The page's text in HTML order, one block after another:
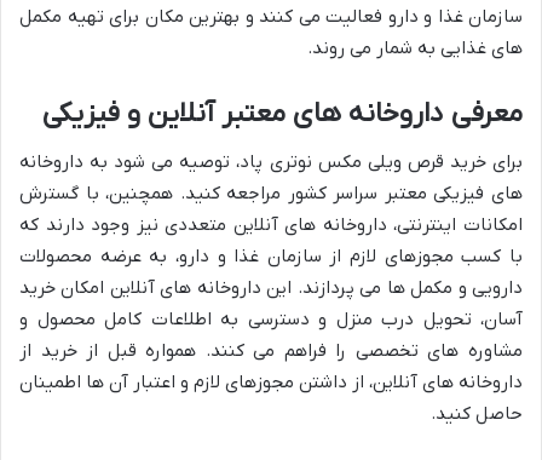
سازمان غذا و دارو فعالیت می کنند و بهترین مکان برای تهیه مکمل
های غذایی به شمار می روند.
معرفی داروخانه های معتبر آنلاین و فیزیکی
برای خرید قرص ویلی مکس نوتری پاد، توصیه می شود به داروخانه
های فیزیکی معتبر سراسر کشور مراجعه کنید. همچنین، با گسترش
امکانات اینترنتی، داروخانه های آنلاین متعددی نیز وجود دارند که
با کسب مجوزهای لازم از سازمان غذا و دارو، به عرضه محصولات
دارویی و مکمل ها می پردازند. این داروخانه های آنلاین امکان خرید
آسان، تحویل درب منزل و دسترسی به اطلاعات کامل محصول و
مشاوره های تخصصی را فراهم می کنند. همواره قبل از خرید از
داروخانه های آنلاین، از داشتن مجوزهای لازم و اعتبار آن ها اطمینان
حاصل کنید.